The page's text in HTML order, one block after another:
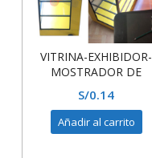
VITRINA-EXHIBIDOR-
MOSTRADOR DE
AMARILLO
S/0.14
Añadir al carrito